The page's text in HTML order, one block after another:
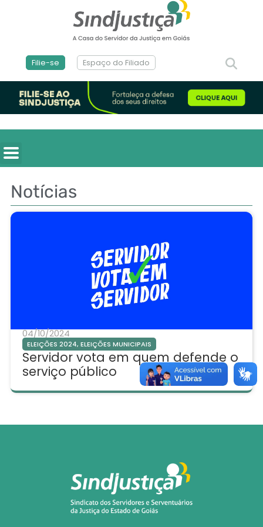
Filie-se Espaço do Filiado
Notícias
04/10/2024
ELEIÇÕES 2024, ELEIÇÕES MUNICIPAIS
Servidor vota em quem defende o
serviço público